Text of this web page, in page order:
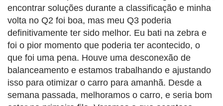
encontrar soluções durante a classificação e minha
volta no Q2 foi boa, mas meu Q3 poderia
definitivamente ter sido melhor. Eu bati na zebra e
foi o pior momento que poderia ter acontecido, o
que foi uma pena. Houve uma desconexão de
balanceamento e estamos trabalhando e ajustando
isso para otimizar o carro para amanhã. Desde a
semana passada, melhoramos o carro, e seria bom